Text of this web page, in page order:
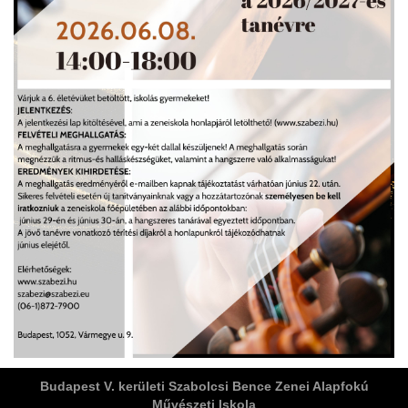
Területi Válogatója
Budapest V. kerületi Szabolcsi Bence Zenei Alapfokú
Művészeti Iskola